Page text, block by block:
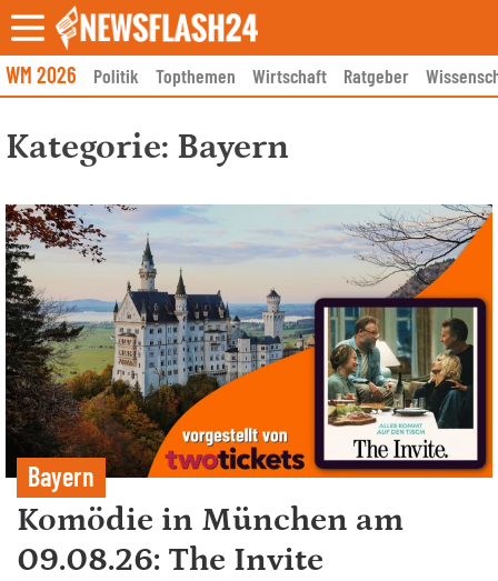
Skip
to
content
WM 2026 Politik Topthemen Wirtschaft Ratgeber
Kategorie: Bayern
Bayern
Komödie in München am
09.08.26: The Invite